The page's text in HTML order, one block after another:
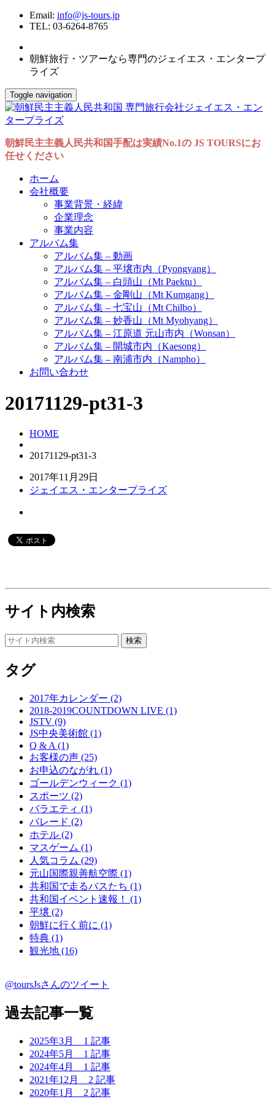
Email: info@js-tours.jp
TEL: 03-6264-8765
朝鮮旅行・ツアーなら専門のジェイエス・エンタープ
ライズ
Toggle navigation
朝鮮民主主義人民共和国手配は実績No.1の JS TOURSにお
任せください
ホーム
会社概要
事業背景・経緯
企業理念
事業内容
アルバム集
アルバム集 – 動画
アルバム集 – 平壌市内（Pyongyang）
アルバム集 – 白頭山（Mt Paektu）
アルバム集 – 金剛山（Mt Kumgang）
アルバム集 – 七宝山（Mt Chilbo）
アルバム集 – 妙香山（Mt Myohyang）
アルバム集 – 江原道 元山市内（Wonsan）
アルバム集 – 開城市内（Kaesong）
アルバム集 – 南浦市内（Nampho）
お問い合わせ
20171129-pt31-3
HOME
20171129-pt31-3
2017年11月29日
ジェイエス・エンタープライズ
サイト内検索
タグ
2017年カレンダー (2)
2018-2019COUNTDOWN LIVE (1)
JSTV (9)
JS中央美術館 (1)
Q & A (1)
お客様の声 (25)
お申込のながれ (1)
ゴールデンウィーク (1)
スポーツ (2)
バラエティ (1)
パレード (2)
ホテル (2)
マスゲーム (1)
人気コラム (29)
元山国際親善航空際 (1)
共和国で走るバスたち (1)
共和国イベント速報！ (1)
平壌 (2)
朝鮮に行く前に (1)
特典 (1)
観光地 (16)
@toursJsさんのツイート
過去記事一覧
2025年3月 1 記事
2024年5月 1 記事
2024年4月 1 記事
2021年12月 2 記事
2020年1月 2 記事